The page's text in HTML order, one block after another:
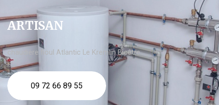
ARTISAN
chaudière fioul Atlantic Le Kremlin Bicêtre
09 72 66 89 55